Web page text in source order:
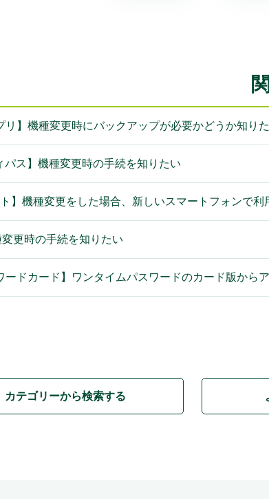
リ】機種変更時にバックアップが必要かどうか知り
パス】機種変更時の手続を知りたい
ト】機種変更をした場合、新しいスマートフォンで
変更時の手続を知りたい
ードカード】ワンタイムパスワードのカード版から
カテゴリーから検索する